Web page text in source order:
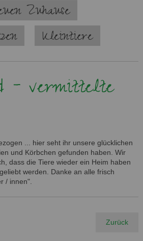
Zuhause
Kleintiere
- vermittelte
... hier seht ihr unsere glücklichen
und Körbchen gefunden haben. Wir
dass die Tiere wieder ein Heim haben
werden. Danke an alle frisch
/ innen".
Zurück